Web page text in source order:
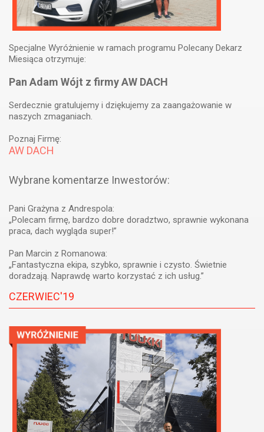
Specjalne Wyróżnienie w ramach programu Polecany Dekarz
Miesiąca otrzymuje:
Pan Adam Wójt z firmy AW DACH
Serdecznie gratulujemy i dziękujemy za zaangażowanie w
naszych zmaganiach.
Poznaj Firmę:
AW DACH
Wybrane komentarze Inwestorów:
Pani Grażyna z Andrespola:
„Polecam firmę, bardzo dobre doradztwo, sprawnie wykonana
praca, dach wygląda super!”
Pan Marcin z Romanowa:
„Fantastyczna ekipa, szybko, sprawnie i czysto. Świetnie
doradzają. Naprawdę warto korzystać z ich usług.”
CZERWIEC'19